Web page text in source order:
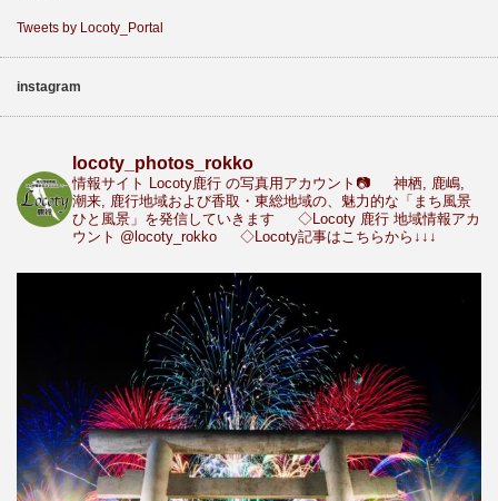
Tweets by Locoty_Portal
instagram
locoty_photos_rokko
情報サイト Locoty鹿行 の写真用アカウント📷
神栖, 鹿嶋,
潮来, 鹿行地域および香取・東総地域の、魅力的な「まち風景
ひと風景」を発信していきます
◇Locoty 鹿行 地域情報アカ
ウント @locoty_rokko ◇Locoty記事はこちらから↓↓↓